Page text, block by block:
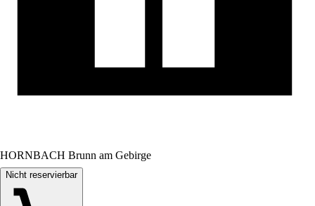
HORNBACH Brunn am Gebirge
Nicht reservierbar